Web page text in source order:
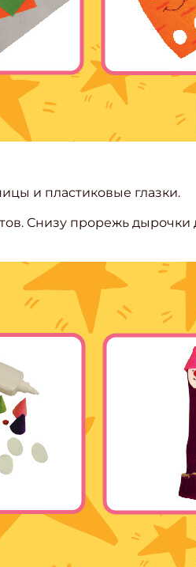
и пластиковые глазки.
Снизу прорежь дырочки